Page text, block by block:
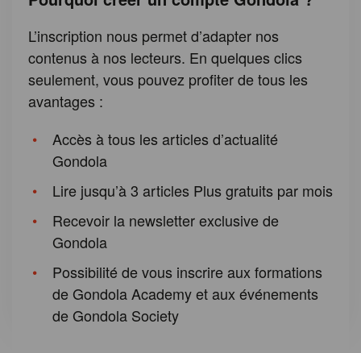
L’inscription nous permet d’adapter nos
contenus à nos lecteurs. En quelques clics
seulement, vous pouvez profiter de tous les
avantages :
Accès à tous les articles d’actualité
Gondola
Lire jusqu’à 3 articles Plus gratuits par mois
Recevoir la newsletter exclusive de
Gondola
Possibilité de vous inscrire aux formations
de Gondola Academy et aux événements
de Gondola Society